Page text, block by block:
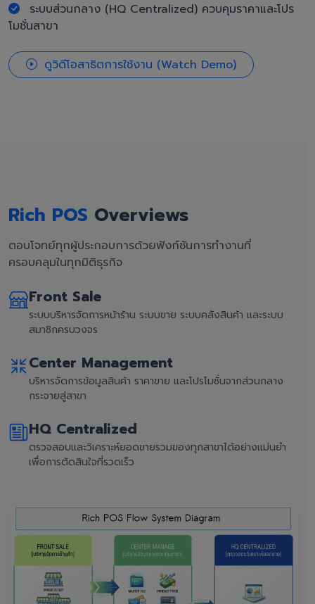
ระบบส่วนกลาง (HQ Centralized) ควบคุมราคาและโปร
โมชั่นสาขา
ดูวิดีโอสาธิตการใช้งาน (Watch Demo)
Rich POS Overviews
ตอบโจทย์ทุกผู้ประกอบการด้วยฟังก์ชันการทำงานที่
ครอบคลุมในทุกมิติธุรกิจ
Front Sale
ระบบบริหารจัดการหน้าร้าน ระบบขาย ระบบคลังสินค้า และระบบ
สมาชิกครบวงจร
Center Management
บริหารจัดการข้อมูลสินค้า ราคาขาย และโปรโมชั่นจากส่วนกลาง
กระจายสู่สาขา
HQ Centralized
ตรวจสอบและวิเคราะห์ยอดขายรวมของทุกสาขาได้อย่างแม่นยำ
เพื่อการตัดสินใจที่รวดเร็ว